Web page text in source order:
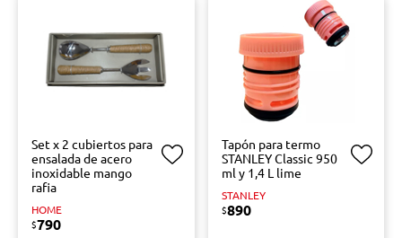
Set x 2 cubiertos para
ensalada de acero
inoxidable mango
rafia
HOME
$790
Tapón para termo
STANLEY Classic 950
ml y 1,4 L lime
STANLEY
$890